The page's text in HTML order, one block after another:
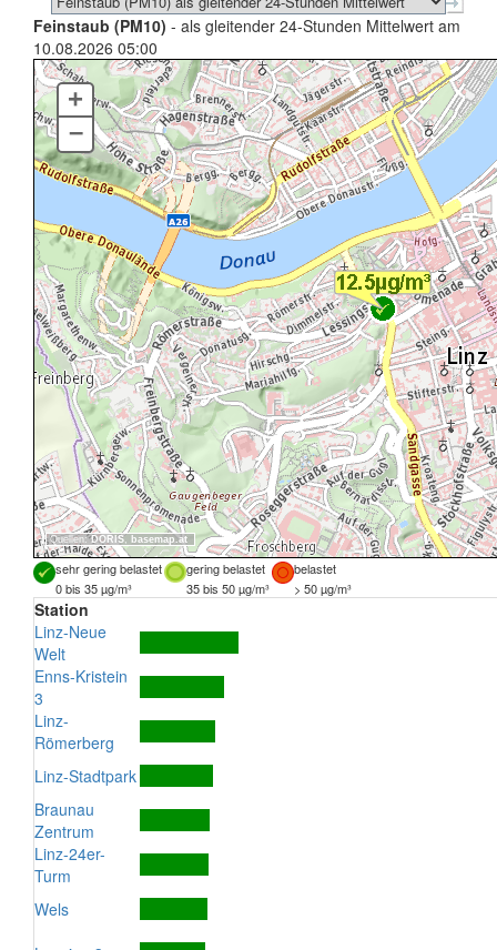
Feinstaub (PM10) - als gleitender 24-Stunden Mittelwert am
10.08.2026 05:00
Quellen:DORIS, basemap.at
+
–
sehr gering belastet gering belastet
belastet
0 bis 35 µg/m³
35 bis 50 µg/m³ > 50 µg/m³
Station
Linz-Neue
Welt
Enns-Kristein
3
Linz-
Römerberg
Linz-Stadtpark
Braunau
Zentrum
Linz-24er-
Turm
Wels